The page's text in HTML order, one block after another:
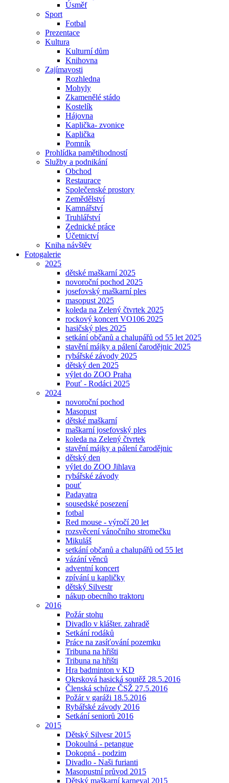
Úsměf
Sport
Fotbal
Prezentace
Kultura
Kulturní dům
Knihovna
Zajímavosti
Rozhledna
Mohyly
Zkamenělé stádo
Kostelík
Hájovna
Kaplička- zvonice
Kaplička
Pomník
Prohlídka pamětihodností
Služby a podnikání
Obchod
Restaurace
Společenské prostory
Zemědělství
Kamnářství
Truhlářství
Zednické práce
Účetnictví
Kniha návštěv
Fotogalerie
2025
dětské maškarní 2025
novoroční pochod 2025
josefovský maškarní ples
masopust 2025
koleda na Zelený čtvrtek 2025
rockový koncert VO106 2025
hasičský ples 2025
setkání občanů a chalupářů od 55 let 2025
stavění májky a pálení čarodějnic 2025
rybářské závody 2025
dětský den 2025
výlet do ZOO Praha
Pouť - Rodáci 2025
2024
novoroční pochod
Masopust
dětské maškarní
maškarní josefovský ples
koleda na Zelený čtvrtek
stavění májky a pálení čarodějnic
dětský den
výlet do ZOO Jihlava
rybářské závody
pouť
Padayatra
sousedské posezení
fotbal
Red mouse - výročí 20 let
rozsvěcení vánočního stromečku
Mikuláš
setkání občanů a chalupářů od 55 let
vázání věnců
adventní koncert
zpívání u kapličky
dětský Silvestr
nákup obecního traktoru
2016
Požár stohu
Divadlo v klášter. zahradě
Setkání rodáků
Práce na zasíťování pozemku
Tribuna na hřišti
Tribuna na hřišti
Hra badminton v KD
Okrsková hasická soutěž 28.5.2016
Členská schůze ČSŽ 27.5.2016
Požár v garáži 18.5.2016
Rybářské závody 2016
Setkání seniorů 2016
2015
Dětský Silvesr 2015
Dokoulná - petangue
Dokopná - podzim
Divadlo - Naši furianti
Masopustní průvod 2015
Dětský maškarní karneval 2015